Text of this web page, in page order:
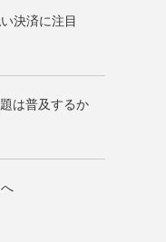
決済に注目
は普及するか